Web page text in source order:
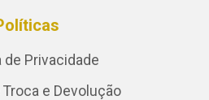
de Privacidade
e Devolução